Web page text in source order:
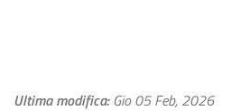
Ultima modifica Gio 05 Feb, 2026